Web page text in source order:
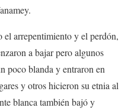
el arrepentimiento y el perdón,
a bajar pero algunos
poco blanda y entraron en
y otros hicieron su etnia al
blanca también bajó y